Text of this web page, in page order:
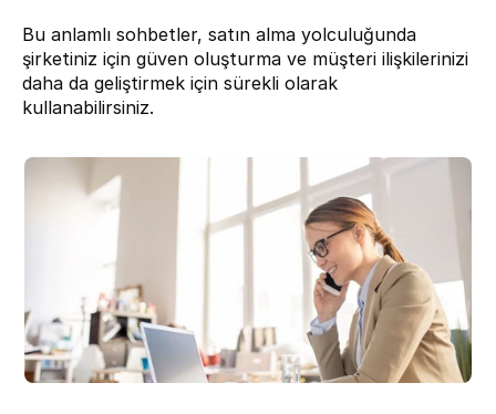
Bu anlamlı sohbetler, satın alma yolculuğunda
şirketiniz için güven oluşturma ve müşteri ilişkilerinizi
daha da geliştirmek için sürekli olarak
kullanabilirsiniz.